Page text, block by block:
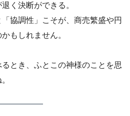
く決断ができる。
協調性」こそが、商売繁盛や円
もしれません。
とき、ふとこの神様のことを思